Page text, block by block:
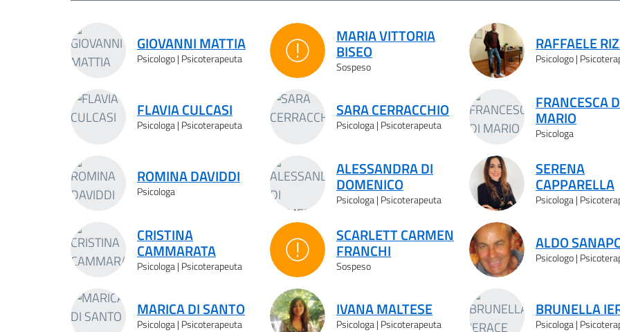
Risultati ricerca
GIOVANNI MATTIA
Psicologo | Psicoterapeuta Sospeso
MARIA VITTORIA
BISEO
Sospeso
RAFFAELE
Psicologo |
FLAVIA CULCASI
Psicologa | Psicoterapeuta
SARA CERRACCHIO
Psicologa | Psicoterapeuta
FRANCESCA
MARIO
Psicologa
ROMINA DAVIDDI
Psicologa
ALESSANDRA DI
DOMENICO
Psicologa | Psicoterapeuta
SERENA
CAPPARELLA
Psicologa |
CRISTINA
CAMMARATA
Psicologa | Psicoterapeuta Sospeso
SCARLETT CARMEN
FRANCHI
Sospeso
ALDO
Psicologo |
MARICA DI SANTO
Psicologa | Psicoterapeuta
IVANA MALTESE
Psicologa | Psicoterapeuta
BRUNELLA
Psicologa |